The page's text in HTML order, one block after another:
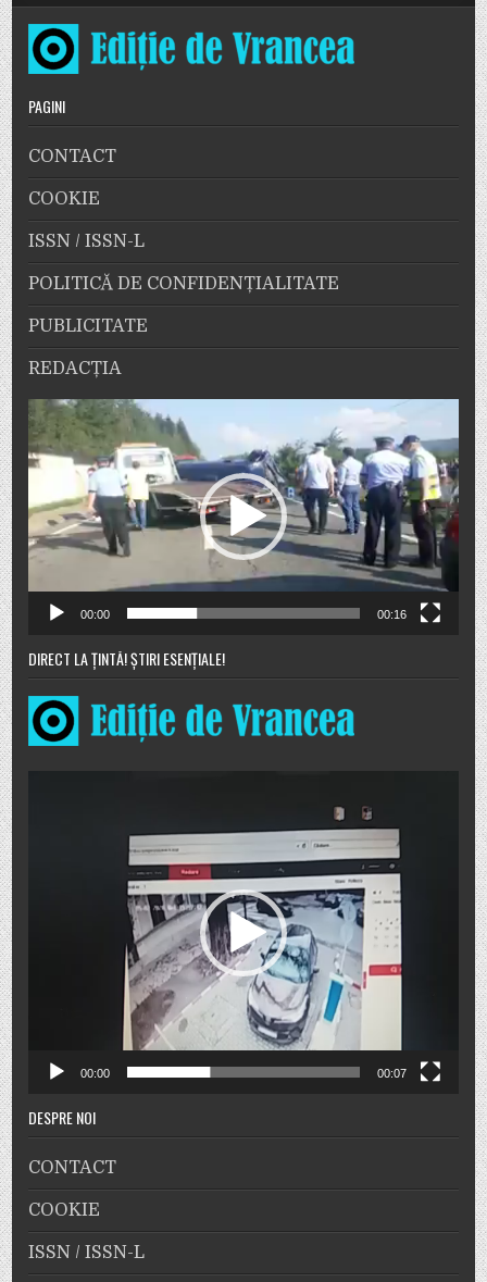
PAGINI
CONTACT
COOKIE
ISSN / ISSN-L
POLITICĂ DE CONFIDENȚIALITATE
PUBLICITATE
REDACȚIA
Player
video
00:00 00:16
DIRECT LA ȚINTĂ! ȘTIRI ESENȚIALE!
00:00 00:07
DESPRE NOI
CONTACT
COOKIE
ISSN / ISSN-L